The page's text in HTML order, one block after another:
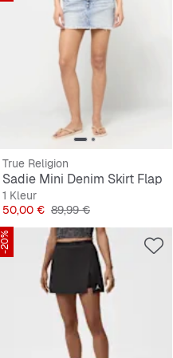
True Religion
Sadie Mini Denim Skirt Flap
1 Kleur
Prijs
50,00 € Originele Prijs
89,99 €
-20%